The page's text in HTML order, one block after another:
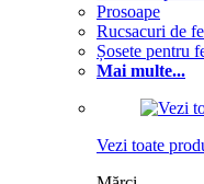
Prosoape
Rucsacuri de
Șosete pentru
Mai multe...
Vezi toate